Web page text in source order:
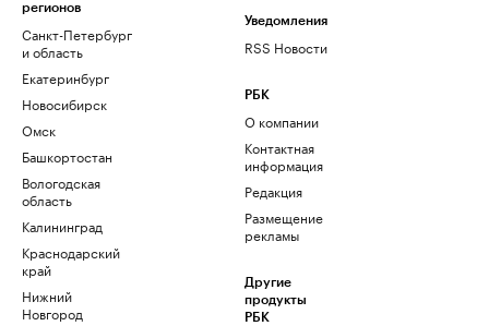
регионов
Санкт-Петербург
и область
Екатеринбург
Новосибирск
Омск
Башкортостан
Вологодская
область
Калининград
Краснодарский
край
Нижний
Новгород
Уведомления
RSS Новости
РБК
О компании
Контактная
информация
Редакция
Размещение
рекламы
Другие
продукты
РБК